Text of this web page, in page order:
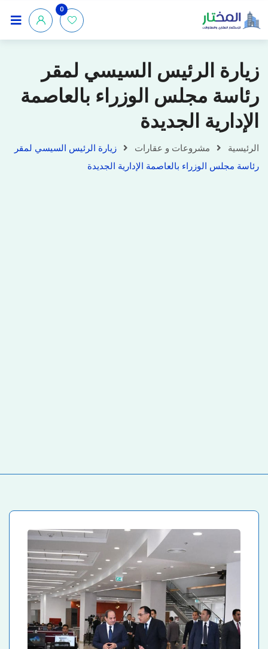
0
زيارة الرئيس السيسي لمقر
رئاسة مجلس الوزراء بالعاصمة
الإدارية الجديدة
الرئيسية مشروعات و عقارات
زيارة الرئيس السيسي لمقر
رئاسة مجلس الوزراء بالعاصمة الإدارية الجديدة